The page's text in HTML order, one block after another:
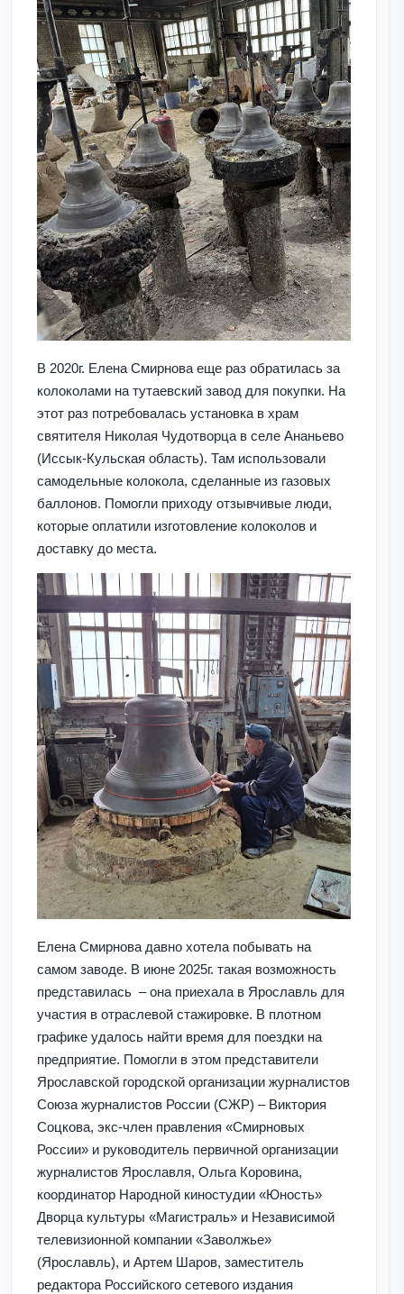
В 2020г. Елена Смирнова еще раз обратилась за
колоколами на тутаевский завод для покупки. На
этот раз потребовалась установка в храм
святителя Николая Чудотворца в селе Ананьево
(Иссык-Кульская область). Там использовали
самодельные колокола, сделанные из газовых
баллонов. Помогли приходу отзывчивые люди,
которые оплатили изготовление колоколов и
доставку до места.
Елена Смирнова давно хотела побывать на
самом заводе. В июне 2025г. такая возможность
представилась – она приехала в Ярославль для
участия в отраслевой стажировке. В плотном
графике удалось найти время для поездки на
предприятие. Помогли в этом представители
Ярославской городской организации журналистов
Союза журналистов России (СЖР) – Виктория
Соцкова, экс-член правления «Смирновых
России» и руководитель первичной организации
журналистов Ярославля, Ольга Коровина,
координатор Народной киностудии «Юность»
Дворца культуры «Магистраль» и Независимой
телевизионной компании «Заволжье»
(Ярославль), и Артем Шаров, заместитель
редактора Российского сетевого издания